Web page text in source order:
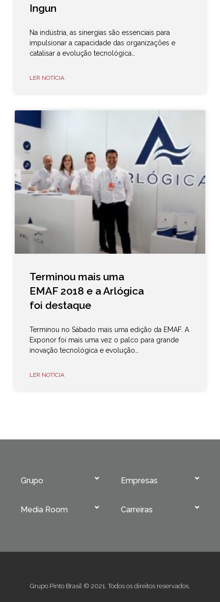
Ingun
Na indústria, as sinergias são essenciais para
impulsionar a capacidade das organizações e
catalisar a evolução tecnológica…
LER NOTÍCIA
Terminou mais uma
EMAF 2018 e a Arlógica
foi destaque
Terminou no Sábado mais uma edição da EMAF. A
Exponor foi mais uma vez o palco para grande
inovação tecnológica e evolução…
LER NOTÍCIA
Grupo
Media Room
Empresas
Carreiras
Grupo Pinto Brasil © 2021. Todos os direitos reservados.